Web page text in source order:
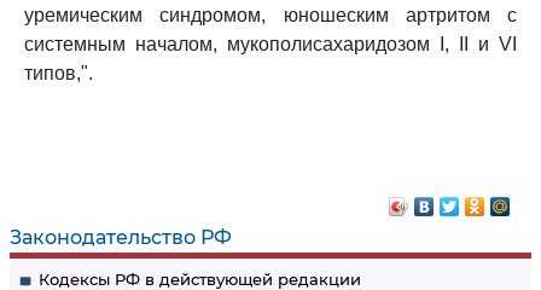
Законодательство РФ
Кодексы РФ в действующей редакции
уремическим синдромом, юношеским артритом с
системным началом, мукополисахаридозом I, II и VI
типов,".